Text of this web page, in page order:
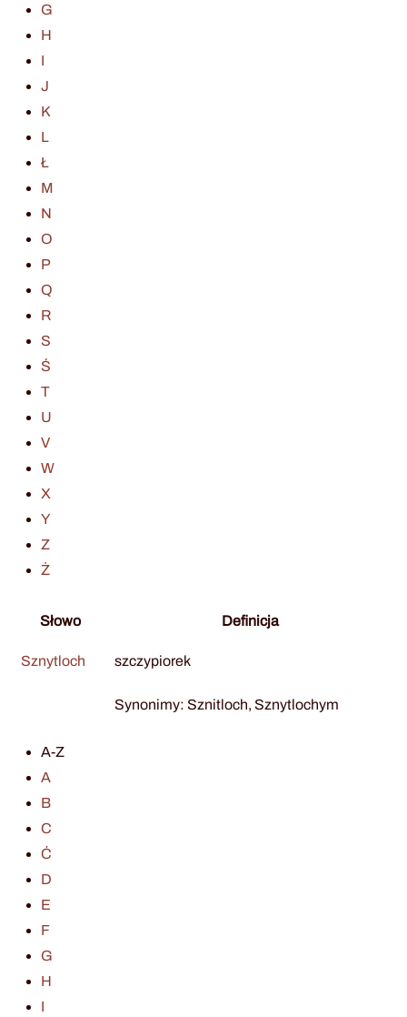
G
H
I
J
K
L
Ł
M
N
O
P
Q
R
S
Ś
T
U
V
W
X
Y
Z
Ż
Słowo Definicja
Sznytloch szczypiorek
Synonimy: Sznitloch, Sznytlochym
A-Z
A
B
C
Ć
D
E
F
G
H
I